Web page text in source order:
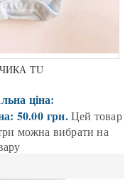
TU
ціна:
50.00 грн. Цей товар
можна вибрати на